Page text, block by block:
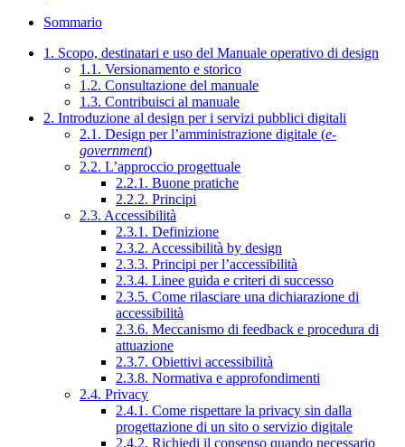
Sommario
1. Scopo, destinatari e uso del Manuale operativo di design
1.1. Versionamento e storico
1.2. Consultazione del manuale
1.3. Contribuisci al manuale
2. Introduzione al design per i servizi pubblici digitali
2.1. Design per l’amministrazione digitale (e-
government)
2.2. L’approccio progettuale
2.2.1. Buone pratiche
2.2.2. Principi
2.3. Accessibilità
2.3.1. Definizione
2.3.2. Accessibilità by design
2.3.3. Principi per l’accessibilità
2.3.4. Linee guida e criteri di successo
2.3.5. Come rilasciare una dichiarazione di
accessibilità
2.3.6. Meccanismo di feedback e procedura di
attuazione
2.3.7. Obiettivi accessibilità
2.3.8. Normativa e approfondimenti
2.4. Privacy
2.4.1. Come rispettare la privacy sin dalla
progettazione di un sito o servizio digitale
2.4.2. Richiedi il consenso quando necessario